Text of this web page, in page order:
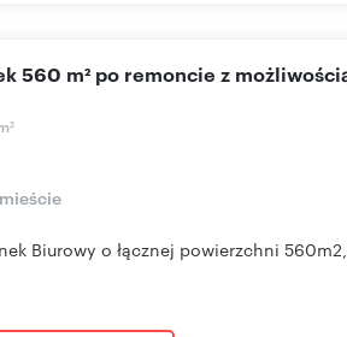
2
560 m² po remoncie z
Biurowy o łącznej powierzchni